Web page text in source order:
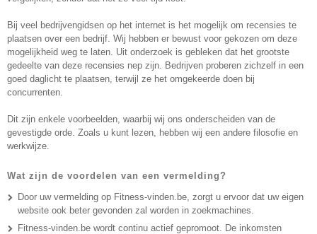
Bij veel bedrijvengidsen op het internet is het mogelijk om recensies te
plaatsen over een bedrijf. Wij hebben er bewust voor gekozen om deze
mogelijkheid weg te laten. Uit onderzoek is gebleken dat het grootste
gedeelte van deze recensies nep zijn. Bedrijven proberen zichzelf in een
goed daglicht te plaatsen, terwijl ze het omgekeerde doen bij
concurrenten.
Dit zijn enkele voorbeelden, waarbij wij ons onderscheiden van de
gevestigde orde. Zoals u kunt lezen, hebben wij een andere filosofie en
werkwijze.
Wat zijn de voordelen van een vermelding?
Door uw vermelding op Fitness-vinden.be, zorgt u ervoor dat uw eigen
website ook beter gevonden zal worden in zoekmachines.
Fitness-vinden.be wordt continu actief gepromoot. De inkomsten